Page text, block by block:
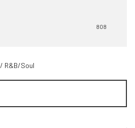
808
/ R&B/Soul